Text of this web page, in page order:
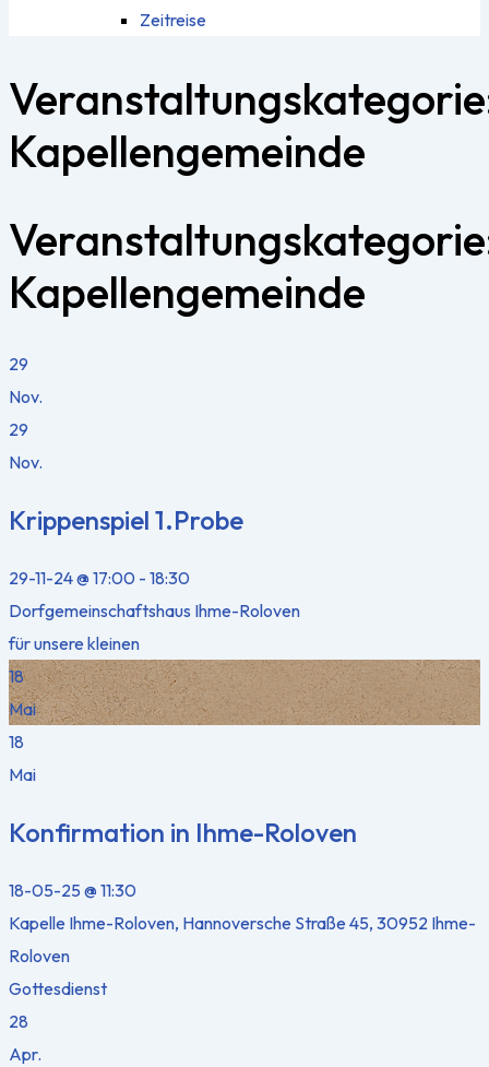
Zeitreise
Kapellengemeinde
Kapellengemeinde
29
Nov.
29
Nov.
Krippenspiel 1.Probe
29-11-24 @ 17:00 - 18:30
Dorfgemeinschaftshaus Ihme-Roloven
für unsere kleinen
18
Mai
18
Mai
Konfirmation in Ihme-Roloven
18-05-25 @ 11:30
Kapelle Ihme-Roloven, Hannoversche Straße 45, 30952 Ihme-
Roloven
Gottesdienst
28
Apr.